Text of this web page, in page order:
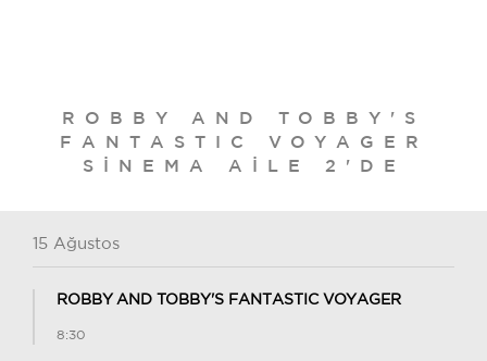
ROBBY AND TOBBY'S
FANTASTIC VOYAGER
SINEMA AILE 2'DE
15 Ağustos
ROBBY AND TOBBY'S FANTASTIC VOYAGER
8:30